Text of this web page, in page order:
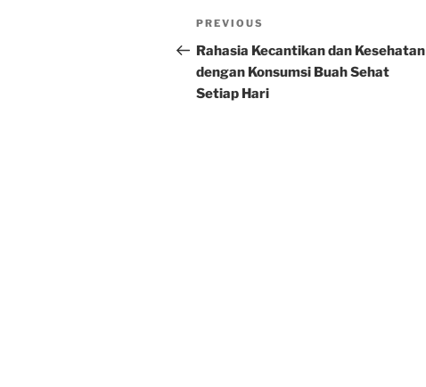
Post
navigation
Previous
Post
PREVIOUS
Rahasia Kecantikan dan Kesehatan
dengan Konsumsi Buah Sehat
Setiap Hari